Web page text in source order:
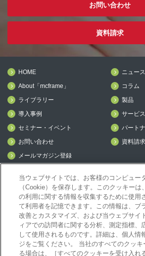
お問い合わせ
資料請求
HOME
ニュース
About「mcframe」
コラム
ライブラリー
製品
導入事例
サービス
セミナー・イベント
パート
お問い合わせ
資料請求
メールマガジン登録
mcframeナビ（ユーザ登録者）
mcframeユーザ会サイト（MCUG会員専用）
ID発行をご希望の方はこちら
パートナー専用サイト
mcframe GAパートナー専用サイト
当ウェブサイトでは、お客様のコンピュー
（Cookie）を保存します。このクッキーは
の利用に関する情報を収集するために使用
て利用者を記憶できます。この情報は、ブ
改善とカスタマイズ、および当ウェブサイ
ィアでの訪問者に関する分析、測定指標、
して使用されるものです。詳細は、個人情
ジをご覧ください。 当社のすべてのクッキ
る場合は、［すべてのクッキーを受け入れ